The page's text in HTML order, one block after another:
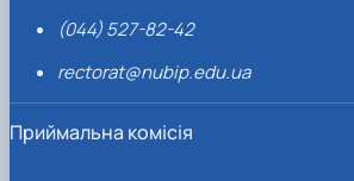
(044) 527-82-42
rectorat@nubip.edu.ua
Приймальна комісія